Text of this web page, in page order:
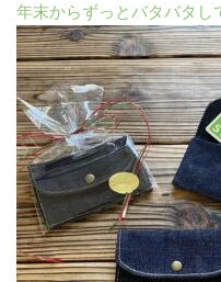
年末からずっとバタバタし